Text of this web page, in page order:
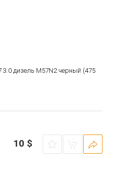
дизель M57N2 черный (475
10 $